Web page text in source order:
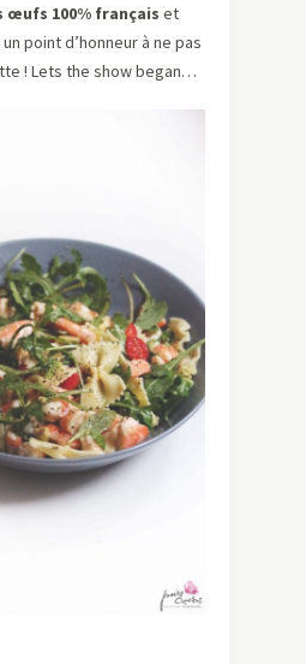
œufs 100% français et
point d’honneur à ne pas
! Lets the show began…